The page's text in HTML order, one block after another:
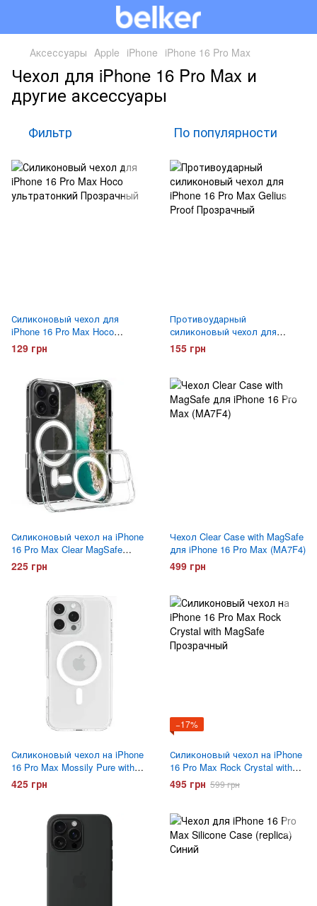
Аксессуары Apple iPhone iPhone 16 Pro Max
Чехол для iPhone 16 Pro Max и
другие аксессуары
Фильтр По популярности
Силиконовый чехол для
iPhone 16 Pro Max Hoco
ультратонкий Прозрачный
129 грн
Противоударный
силиконовый чехол для
iPhone 16 Pro Max Gelius Proof
Прозрачный
155 грн
Силиконовый чехол на iPhone
16 Pro Max Clear MagSafe
Прозрачный
225 грн
Чехол Clear Case with MagSafe
для iPhone 16 Pro Max (MA7F4)
499 грн
Силиконовый чехол на iPhone
16 Pro Max Mossily Pure with
MagSafe Прозрачный
425 грн
−17%
Силиконовый чехол на iPhone
16 Pro Max Rock Crystal with
MagSafe Прозрачный
495 грн 599 грн